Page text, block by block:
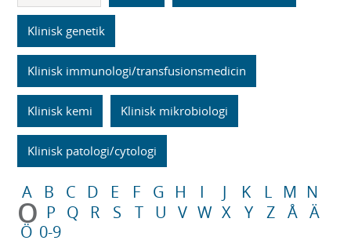
Klinisk genetik
Klinisk immunologi/transfusionsmedicin
Klinisk kemi Klinisk mikrobiologi
Klinisk patologi/cytologi
A B C D E F G H I J K L M N
O P Q R S T U V W X Y Z Å Ä
Ö 0-9